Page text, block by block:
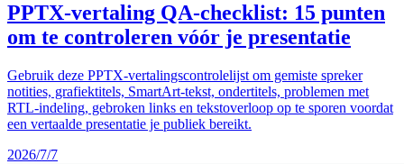
PPTX-vertaling QA-checklist: 15 punten
om te controleren vóór je presentatie
Gebruik deze PPTX-vertalingscontrolelijst om gemiste spreker
notities, grafiektitels, SmartArt-tekst, ondertitels, problemen met
RTL-indeling, gebroken links en tekstoverloop op te sporen voordat
een vertaalde presentatie je publiek bereikt.
2026/7/7